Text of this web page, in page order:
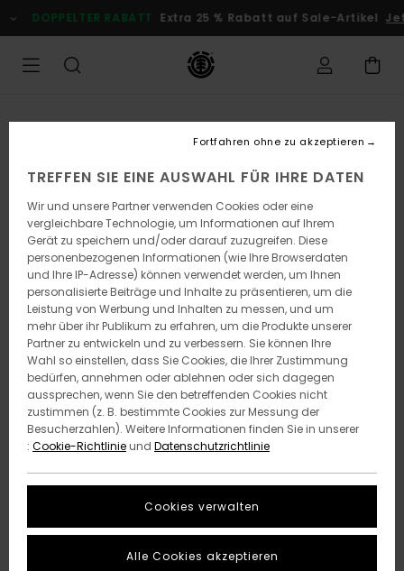
zur
Produktinformation
DOPPELTER RABATT Extra 25 % Rabatt auf Sale-Artikel
TREFFEN SIE EINE AUSWAHL FÜR IHRE DATEN
Wir und unsere Partner verwenden Cookies oder eine
vergleichbare Technologie, um Informationen auf Ihrem
Gerät zu speichern und/oder darauf zuzugreifen. Diese
personenbezogenen Informationen (wie Ihre Browserdaten
und Ihre IP-Adresse) können verwendet werden, um Ihnen
personalisierte Beiträge und Inhalte zu präsentieren, um die
Leistung von Werbung und Inhalten zu messen, und um
mehr über ihr Publikum zu erfahren, um die Produkte unserer
Partner zu entwickeln und zu verbessern. Sie können Ihre
Wahl so einstellen, dass Sie Cookies, die Ihrer Zustimmung
bedürfen, annehmen oder ablehnen oder sich dagegen
aussprechen, wenn Sie den betreffenden Cookies nicht
zustimmen (z. B. bestimmte Cookies zur Messung der
Besucherzahlen). Weitere Informationen finden Sie in unserer
: Cookie-Richtlinieund Datenschutzrichtlinie
Cookies verwalten
Fortfahren ohne zu akzeptieren
Alle Cookies akzeptieren